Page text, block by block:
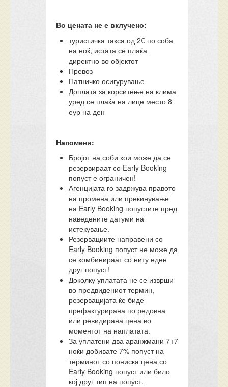
Во цената не е вклучено:
туристичка такса од 2€ по соба
на ноќ, истата се плаќа
директно во објектот
Превоз
Патничко осигурување
Доплата за корситење на клима
уред се плаќа на лице место 8
еур на ден
Напомени:
Бројот на соби кои може да се
резервираат со Early Booking
попуст е ограничен!
Агенцијата го задржува правото
на промена или прекинување
на Early Booking попустите пред
наведените датуми на
истекување.
Резервациите направени со
Early Booking попуст не може да
се комбинираат со ниту еден
друг попуст!
Доколку уплатата не се изврши
во предвидениот термин,
резервацијата ќе биде
префактурирана по редовна
или ревидирана цена во
моментот на наплатата.
За уплатени два аранжмани 7+7
ноќи добивате 7% попуст на
терминот со пониска цена со
Early Booking попуст или било
кој друг тип на попуст.